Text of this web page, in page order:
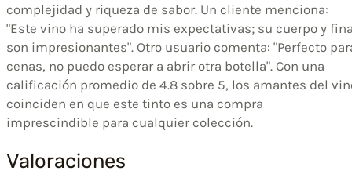
complejidad y riqueza de sabor. Un cliente menciona:
"Este vino ha superado mis expectativas; su cuerpo y
son impresionantes". Otro usuario comenta: "Perfecto
cenas, no puedo esperar a abrir otra botella". Con una
calificación promedio de 4.8 sobre 5, los amantes del
coinciden en que este tinto es una compra
imprescindible para cualquier colección.
Valoraciones